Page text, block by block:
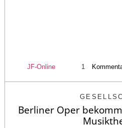
JF-Online 1
Berliner Oper